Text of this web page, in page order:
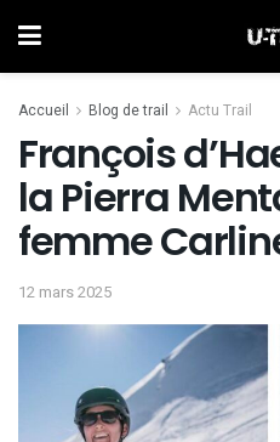
Accueil Blog de trail Actu Trail
François
la Pierra
femme
12 mars 2025